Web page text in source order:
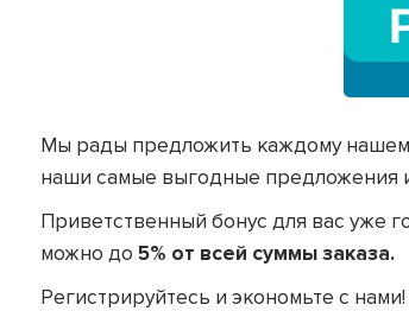
Мы рады предложить каждому
наши самые выгодные предложения
Приветственный бонус для вас уже
можно до5% от всей суммы заказа.
Регистрируйтесь и экономьте с нами!